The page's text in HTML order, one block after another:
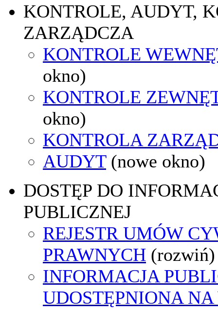
KONTROLE, AUDYT,
ZARZĄDCZA
KONTROLE
okno)
KONTROLE
okno)
KONTROLA
AUDYT (nowe okno)
DOSTĘP DO
PUBLICZNEJ
REJESTR UMÓW
PRAWNYCH (rozwiń)
INFORMACJA
UDOSTĘPNIONA